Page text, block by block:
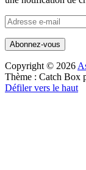
Adresse
e-
mail
Copyright © 2026
Thème : Catch Box
Défiler vers le haut